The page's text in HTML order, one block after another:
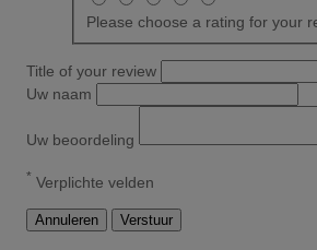
Please choose a rating for your
Title of your review
Uw naam
Uw beoordeling
* Verplichte velden
Annuleren Verstuur